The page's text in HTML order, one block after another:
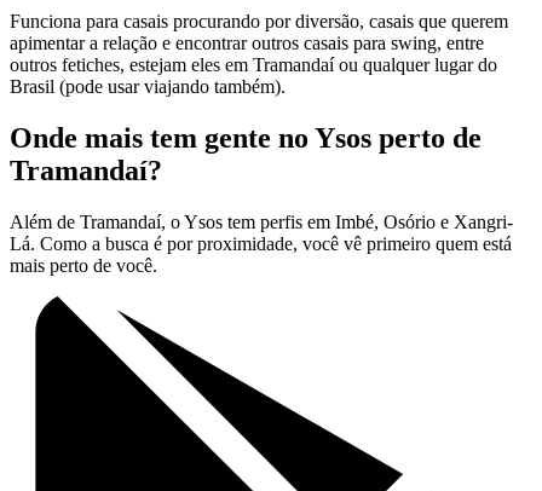
Funciona para casais procurando por diversão, casais que querem
apimentar a relação e encontrar outros casais para swing, entre
outros fetiches, estejam eles em Tramandaí ou qualquer lugar do
Brasil (pode usar viajando também).
Onde mais tem gente no Ysos perto de
Tramandaí?
Além de Tramandaí, o Ysos tem perfis em Imbé, Osório e Xangri-
Lá. Como a busca é por proximidade, você vê primeiro quem está
mais perto de você.